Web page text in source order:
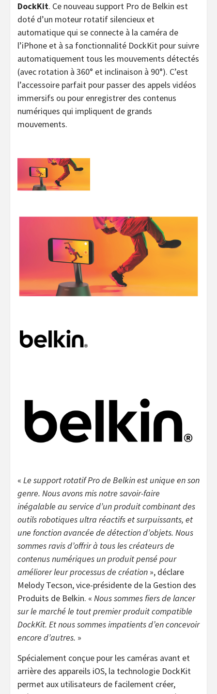
DockKit. Ce nouveau support Pro de Belkin est
doté d’un moteur rotatif silencieux et
automatique qui se connecte à la caméra de
l’iPhone et à sa fonctionnalité DockKit pour suivre
automatiquement tous les mouvements détectés
(avec rotation à 360° et inclinaison à 90°). C’est
l’accessoire parfait pour passer des appels vidéos
immersifs ou pour enregistrer des contenus
numériques qui impliquent de grands
mouvements.
« Le support rotatif Pro de Belkin est unique en son
genre. Nous avons mis notre savoir-faire
inégalable au service d’un produit combinant des
outils robotiques ultra réactifs et surpuissants, et
une fonction avancée de détection d’objets. Nous
sommes ravis d’offrir à tous les créateurs de
contenus numériques un produit pensé pour
améliorer leur processus de création », déclare
Melody Tecson, vice-présidente de la Gestion des
Produits de Belkin. « Nous sommes fiers de lancer
sur le marché le tout premier produit compatible
DockKit. Et nous sommes impatients d’en concevoir
encore d’autres. »
Spécialement conçue pour les caméras avant et
arrière des appareils iOS, la technologie DockKit
permet aux utilisateurs de facilement créer,